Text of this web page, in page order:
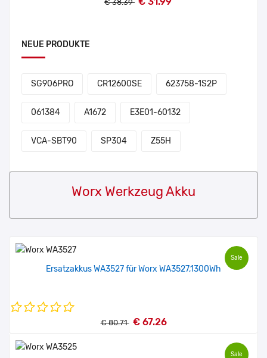
€ 38.39
NEUE PRODUKTE
SG906PRO CR12600SE 623758-1S2P
061384 A1672 E3E01-60132
VCA-SBT90 SP304 Z55H
Worx Werkzeug Akku
Sale
Ersatzakkus WA3527 für Worx WA3527,1300Wh
€ 80.71 € 67.26
Sale